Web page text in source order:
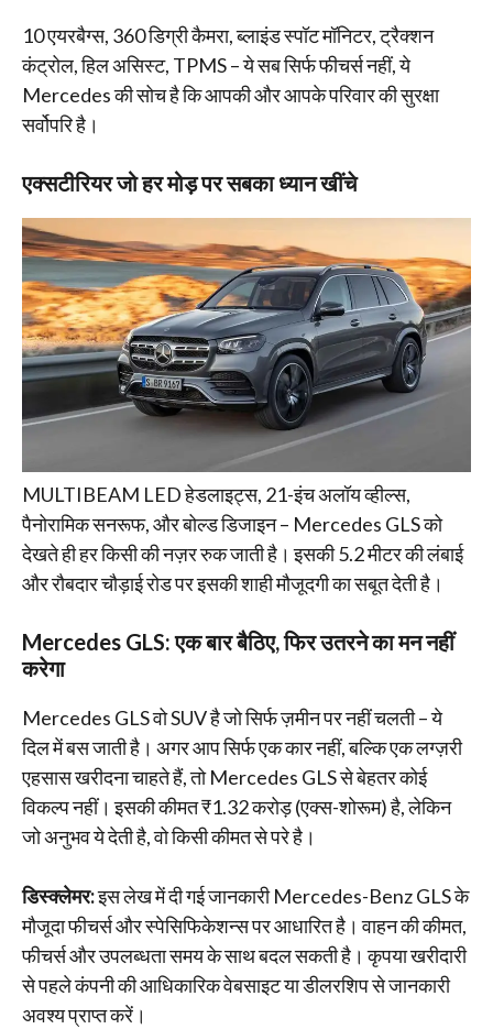
10 एयरबैग्स, 360 डिग्री कैमरा, ब्लाइंड स्पॉट मॉनिटर, ट्रैक्शन
कंट्रोल, हिल असिस्ट, TPMS – ये सब सिर्फ फीचर्स नहीं, ये
Mercedes की सोच है कि आपकी और आपके परिवार की सुरक्षा
सर्वोपरि है।
एक्सटीरियर जो हर मोड़ पर सबका ध्यान खींचे
MULTIBEAM LED हेडलाइट्स, 21-इंच अलॉय व्हील्स,
पैनोरामिक सनरूफ, और बोल्ड डिजाइन – Mercedes GLS को
देखते ही हर किसी की नज़र रुक जाती है। इसकी 5.2 मीटर की लंबाई
और रौबदार चौड़ाई रोड पर इसकी शाही मौजूदगी का सबूत देती है।
Mercedes GLS: एक बार बैठिए, फिर उतरने का मन नहीं
करेगा
Mercedes GLS वो SUV है जो सिर्फ ज़मीन पर नहीं चलती – ये
दिल में बस जाती है। अगर आप सिर्फ एक कार नहीं, बल्कि एक लग्ज़री
एहसास खरीदना चाहते हैं, तो Mercedes GLS से बेहतर कोई
विकल्प नहीं। इसकी कीमत ₹1.32 करोड़ (एक्स-शोरूम) है, लेकिन
जो अनुभव ये देती है, वो किसी कीमत से परे है।
डिस्क्लेमर:इस लेख में दी गई जानकारी Mercedes-Benz GLS के
मौजूदा फीचर्स और स्पेसिफिकेशन्स पर आधारित है। वाहन की कीमत,
फीचर्स और उपलब्धता समय के साथ बदल सकती है। कृपया खरीदारी
से पहले कंपनी की आधिकारिक वेबसाइट या डीलरशिप से जानकारी
अवश्य प्राप्त करें।